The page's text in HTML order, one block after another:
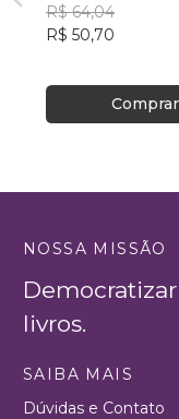
R$ 64,04
R$ 50,70
Comprar
NOSSA MISSÃO
livros.
SAIBA MAIS
Dúvidas e Contato